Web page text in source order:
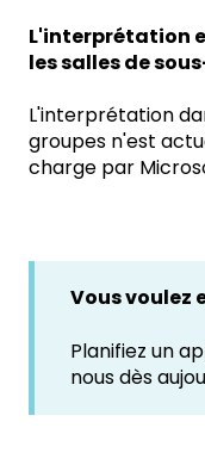
L'interprétation
les salles de
L'interprétation
groupes n'est
charge par
Vous voulez
Planifiez un
nous dès